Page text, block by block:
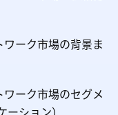
ーク市場の背景ま
ーク市場のセグメ
ション）